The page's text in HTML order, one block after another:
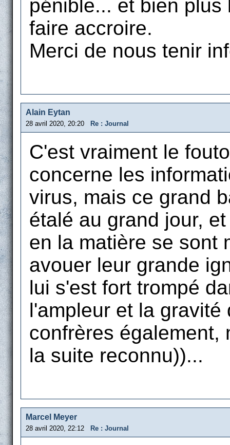
pénible... et bien
faire accroire.
Merci de nous tenir
Alain Eytan
28 avril 2020, 20:20 Re : Journal
C'est vraiment le
concerne les
virus, mais ce grand
étalé au grand jour,
en la matière se sont
avouer leur grande
lui s'est fort trompé
l'ampleur et la
confrères également,
la suite reconnu))...
Marcel Meyer
28 avril 2020, 22:12 Re : Journal